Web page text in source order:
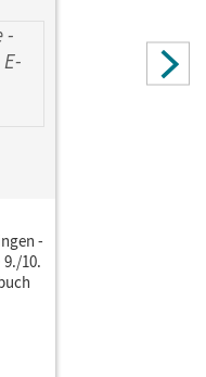
Rudyk, Ellen; Jahn,
Fugel, Joan;
Dieterle,
McClelland,
-
9./10.